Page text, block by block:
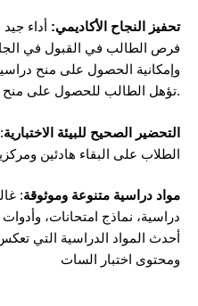
تحفيز النجاح الأكاديمي: أداء
فرص الطالب في القبول في
وإمكانية الحصول على منح
تؤهل الطالب للحصول على منح دراسية مختلفة.
التحضير الصحيح للبيئة الاختبارية
الطلاب على البقاء هادئين
مواد دراسية متنوعة وموثوقة:
دراسية، نماذج امتحانات،
أحدث المواد الدراسية التي
ومحتوى اختبار السات